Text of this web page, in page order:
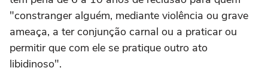
"constranger alguém, mediante violência ou grave
ameaça, a ter conjunção carnal ou a praticar ou
permitir que com ele se pratique outro ato
libidinoso".